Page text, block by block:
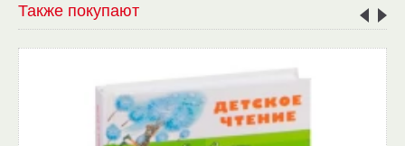
Также покупают